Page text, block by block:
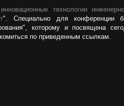
технологии
". Специально для конференции
которому и посвящена
по приведенным ссылкам.